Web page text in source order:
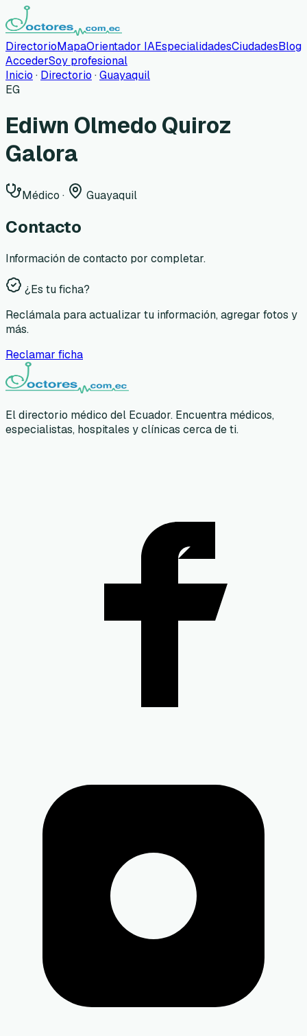
DirectorioMapaOrientador IAEspecialidadesCiudadesBlog
AccederSoy profesional
Inicio · Directorio ·Guayaquil
EG
Ediwn Olmedo Quiroz
Galora
Médico · Guayaquil
Contacto
Información de contacto por completar.
¿Es tu ficha?
Reclámala para actualizar tu información, agregar fotos y
más.
Reclamar ficha
El directorio médico del Ecuador. Encuentra médicos,
especialistas, hospitales y clínicas cerca de ti.